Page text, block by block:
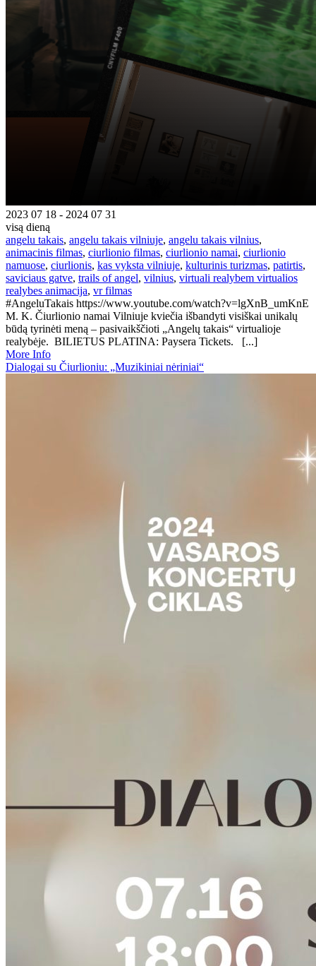
2023 07 18 - 2024 07 31
visą dieną
angelu takais, angelu takais vilniuje, angelu takais vilnius,
animacinis filmas, ciurlionio filmas, ciurlionio namai, ciurlionio
namuose, ciurlionis, kas vyksta vilniuje, kulturinis turizmas, patirtis,
saviciaus gatve, trails of angel, vilnius, virtuali realybem virtualios
realybes animacija, vr filmas
#AngeluTakais https://www.youtube.com/watch?v=lgXnB_umKnE
M. K. Čiurlionio namai Vilniuje kviečia išbandyti visiškai unikalų
būdą tyrinėti meną – pasivaikščioti „Angelų takais“ virtualioje
realybėje. BILIETUS PLATINA: Paysera Tickets. [...]
More Info
Dialogai su Čiurlioniu: „Muzikiniai nėriniai“